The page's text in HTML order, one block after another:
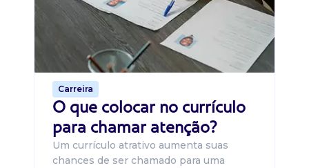
Carreira
O que colocar no currículo
para chamar atenção?
Um currículo atrativo aumenta suas
chances de ser chamado para uma